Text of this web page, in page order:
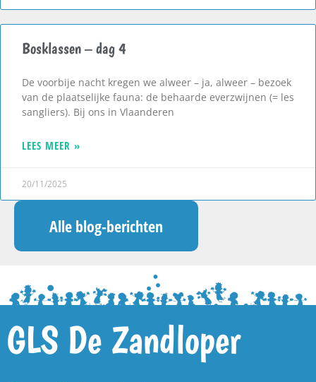
Bosklassen – dag 4
De voorbije nacht kregen we alweer – ja, alweer – bezoek
van de plaatselijke fauna: de behaarde everzwijnen (= les
sangliers). Bij ons in Vlaanderen
LEES MEER »
20/11/2025
Alle blog-berichten
GLS De Zandloper